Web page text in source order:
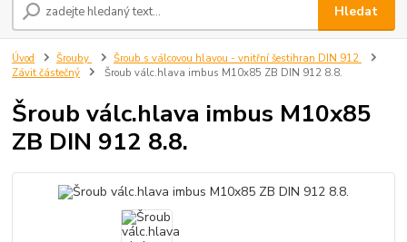
Hledat
Úvod Šrouby
Šroub s válcovou hlavou - vnitřní šestihran DIN 912
Závit částečný
Šroub válc.hlava imbus M10x85 ZB DIN 912 8.8.
Šroub válc.hlava imbus M10x85
ZB DIN 912 8.8.